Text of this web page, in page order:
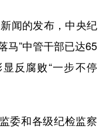
闻的发布，中央纪
马”中管干部已达65
反腐败“一步不停
和各级纪检监察